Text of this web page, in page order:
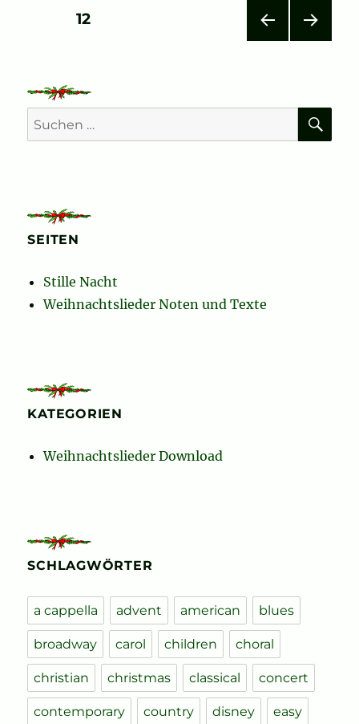
Seitennummerierung
Beiträge
E
SEITE12
Suchen
nach:
SEITEN
Stille Nacht
Weihnachtslieder Noten und Texte
KATEGORIEN
Weihnachtslieder Download
SCHLAGWÖRTER
a cappella advent american blues
broadway carol children choral
christian christmas classical concert
contemporary country disney easy